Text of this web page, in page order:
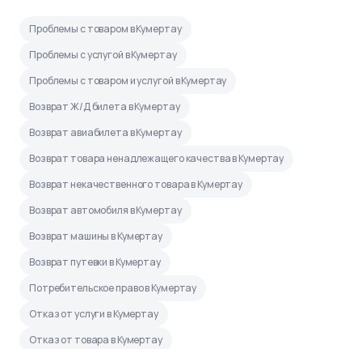
Проблемы с товаром в Кумертау
Проблемы с услугой в Кумертау
Проблемы с товаром и услугой в Кумертау
Возврат Ж/Д билета в Кумертау
Возврат авиабилета в Кумертау
Возврат товара ненадлежащего качества в Кумертау
Возврат некачественного товара в Кумертау
Возврат автомобиля в Кумертау
Возврат машины в Кумертау
Возврат путевки в Кумертау
Потребительское право в Кумертау
Отказ от услуги в Кумертау
Отказ от товара в Кумертау